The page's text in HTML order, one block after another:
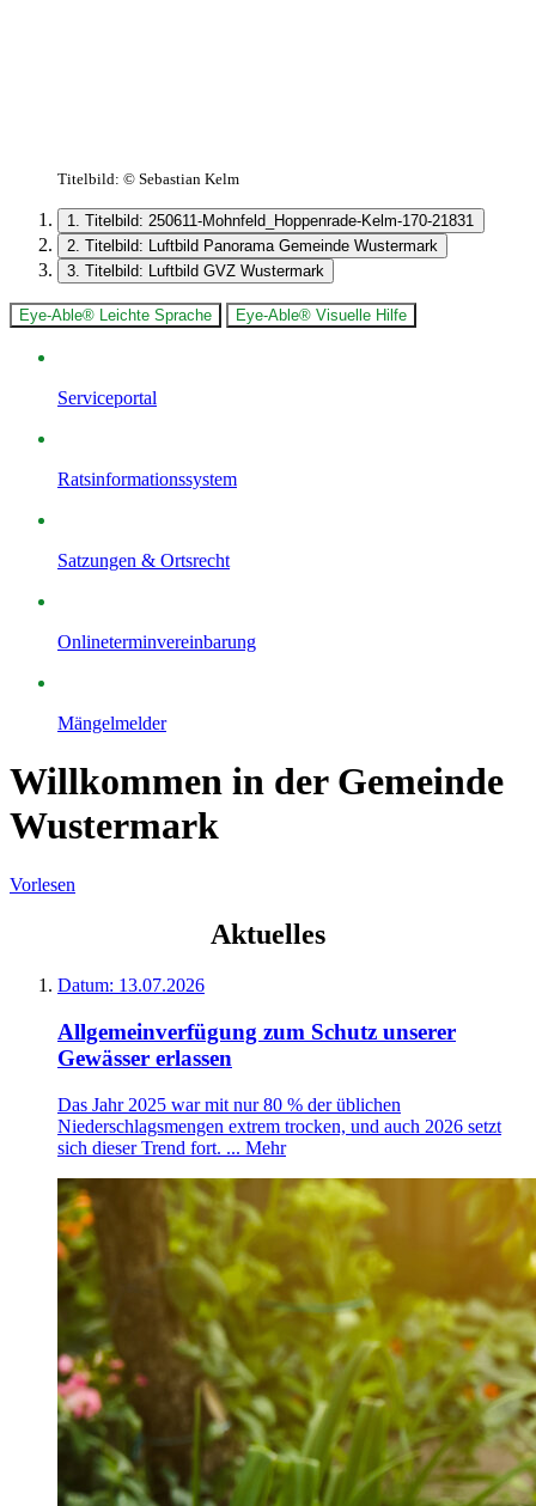
Titelbild: © Sebastian Kelm
1. Titelbild: 250611-Mohnfeld_Hoppenrade-Kelm-170-21831
2. Titelbild: Luftbild Panorama Gemeinde Wustermark
3. Titelbild: Luftbild GVZ Wustermark
Eye-Able® Leichte Sprache Eye-Able® Visuelle Hilfe
Serviceportal
Ratsinformationssystem
Satzungen & Ortsrecht
Onlineterminvereinbarung
Mängelmelder
Willkommen in der Gemeinde
Wustermark
Vorlesen
Aktuelles
Datum: 13.07.2026
Allgemeinverfügung zum Schutz unserer
Gewässer erlassen
Das Jahr 2025 war mit nur 80 % der üblichen
Niederschlagsmengen extrem trocken, und auch 2026 setzt
sich dieser Trend fort. ... Mehr